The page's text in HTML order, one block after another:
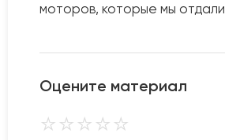
моторов, которые мы
Оцените материал
⭐⭐⭐⭐⭐